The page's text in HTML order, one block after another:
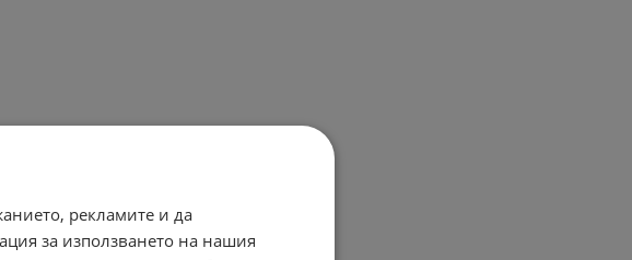
рекламите и да
за използването на нашия